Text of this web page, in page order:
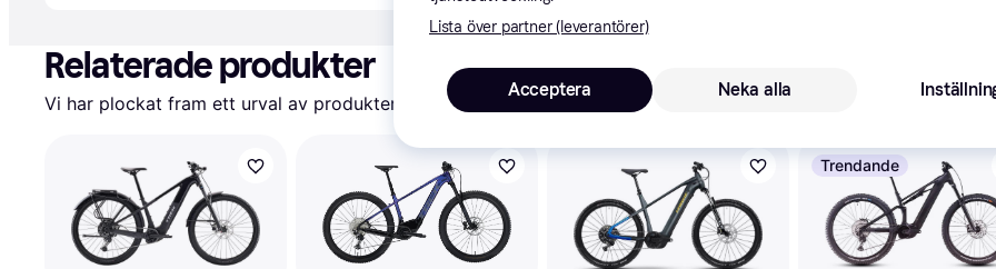
Relaterade produkter
Vi har plockat fram ett urval av produkter som kanske skulle intressera dig.
Trendande
Lista över partner (leverantörer)
Neka alla
Acceptera